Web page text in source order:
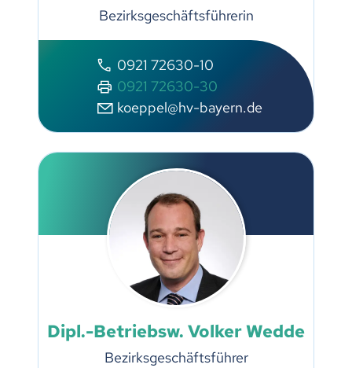
Bezirksgeschäftsführerin
0921 72630-10
0921 72630-30
koeppel@hv-bayern.de
Dipl.-Betriebsw. Volker Wedde
Bezirksgeschäftsführer